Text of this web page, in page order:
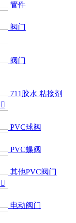
管件
阀门
阀门
711胶水 粘接剂

PVC球阀
PVC蝶阀
其他PVC阀门

电动阀门